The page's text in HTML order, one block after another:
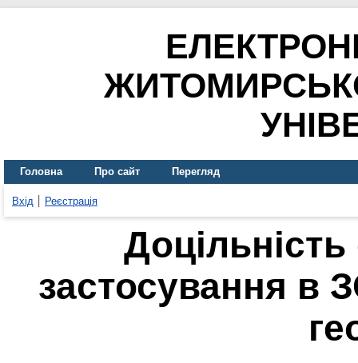
Головна Про сайт Перегляд
Вхід Реєстрація
застосування в